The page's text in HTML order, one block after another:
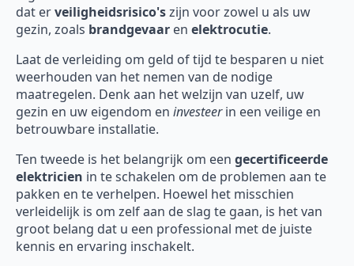
dat erveiligheidsrisico'szijn voor zowel u als uw
gezin, zoals brandgevaar en elektrocutie.
Laat de verleiding om geld of tijd te besparen u niet
weerhouden van het nemen van de nodige
maatregelen. Denk aan het welzijn van uzelf, uw
gezin en uw eigendom en investeerin een veilige en
betrouwbare installatie.
Ten tweede is het belangrijk om een gecertificeerde
elektricien in te schakelen om de problemen aan te
pakken en te verhelpen. Hoewel het misschien
verleidelijk is om zelf aan de slag te gaan, is het van
groot belang dat u een professional met de juiste
kennis en ervaring inschakelt.